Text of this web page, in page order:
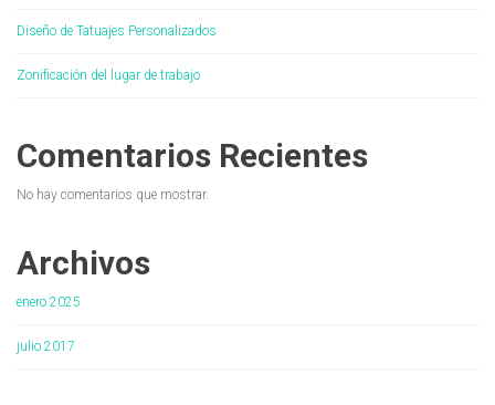
Diseño de Tatuajes Personalizados
Zonificación del lugar de trabajo
Comentarios Recientes
No hay comentarios que mostrar.
Archivos
enero 2025
julio 2017